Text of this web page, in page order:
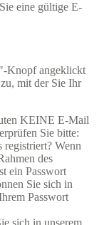
eine gültige E-
Knopf angeklickt
mit der Sie Ihr
KEINE E-Mail
Sie bitte:
registriert? Wenn
des
ein Passwort
Sie sich in
Passwort
sich in unserem